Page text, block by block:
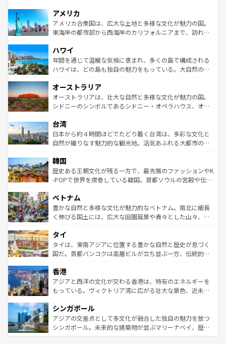
ンツ一覧を参照してほしい。
の建物がそのまま残る町や、スイスならではのユニークな
博物館もあり、アルプス観光だけでなく町歩きも満喫する
ことができる。国民の所得が高いため物価も高いが、旅行
ば市内交通費無料で観光を楽しむこともできる。 なお、新
着のスイス情報はコンテンツ一覧 を参照してほしい。
アメリカ
アメリカ合衆国は、広大な土地と多様な文化が魅力の国。
東海岸の都市部から西海岸のカリフォルニアまで、訪れる
のような巨大都市は、観光、ショッピング、エンターテイ
ンメントが詰まった刺激的なスポットだ。一方、アメリカ
西部には大自然が広がり、グランドキャニオンやイエロー
部のニューオーリンズでは、音楽と美食が融合した独特の
文化が魅力。旅行者はアメリカの各地域で異なる魅力を楽
しみながら、その多様性と豊かな歴史を感じることができ
ならではの贅沢な旅のスタイルだ。 なお、新着のアメリカ
情報はコンテンツ一覧を参照してほしい。
ハワイ
年間を通じて温暖な気候に恵まれ、多くの島で構成される
ハワイは、どの島も独自の魅力をもっている。大自然の神
ワイ島は見逃せない。また、定番の観光地といえばオアフ
島だが、静かな自然を求めるならマウイ島やカウアイ島が
おすすめ。エメラルドグリーンに輝く海をはじめ、豊かな
れるおもてなしの心で訪れる人々を迎えてくれるハワイの
人々、おいしいローカルフードやハワイアンミュージッ
ク、伝統的なフラダンスなど、すべてがハワイの魅力を彩
ワイを、存分に味わってほしい。 なお、新着のハワイ情報
はコンテンツ一覧を参照してほしい。
オーストラリア
オーストラリアは、壮大な自然と多様な文化が魅力の国。
シドニーのシンボルであるシドニー・オペラハウス、オー
リアリーフや大陸中央部にそびえるウルル（エアーズロッ
ク）、タスマニアの美しい原生林やケアンズの熱帯雨林な
ど、見どころがたくさん。また、カフェやワイン、オージ
いる。アクティビティも充実しており、サーフィンやダイ
ビング、ハイキングなど、アウトドア好きにはたまらな
い。オーストラリアの多彩な魅力を存分に味わいつくそ
参照してほしい。
台湾
日本から約４時間ほどでたどり着く台湾は、多彩な文化と
自然が織りなす魅力的な観光地。活気あふれる大都市の台
ン）、静ひつな山岳地帯である台湾東部など、都市の喧騒
と山間の静けさが共存しており、訪れる人に新しい発見と
驚きをもたらしてくれる。また、奥深い台湾の食文化も魅
容にもいいと評判のスイーツなど、バラエティ豊かな料理
が味わえる。 なお、新着の台湾情報は コンテンツ一覧を参
照してほしい。
韓国
歴史ある王朝文化が残る一方で、最先端のファッションやK
-POPで世界を席巻している韓国。首都ソウルの宮殿や伝統
き、地方に足を延ばせば四季折々の自然美を楽しむことが
できる。そして、キムチや焼肉、絶品のストリートフード
まで、さまざまな韓国料理が待っている。夜には、韓国な
リティに包まれながら、韓国の多彩な魅力を心ゆくまで味
わってみてほしい。 なお、新着の韓国情報はコンテンツ一
覧を参照してほしい。
ベトナム
豊かな自然と多様な文化が魅力的なベトナム。南北に細長
く伸びる国土には、広大な田園風景や青々とした山々、世
急速な発展と共に伝統が息づく。ハノイの古い町並みやホ
ーチミン市のフランス統治時代の建物も、独特の雰囲気を
醸し出している。また、バラエティの豊かさとおいしさで
とつ。フォーやバインミー、ベトナムコーヒーなどは、ぜ
ひ現地で味わいたい。どの地域を訪れてもあたたかい人々
が旅行者を迎えてくれるので、きっと忘れられない旅にな
参照してほしい。
タイ
タイは、東南アジアに位置する豊かな自然と歴史が息づく
国だ。首都バンコクは高層ビルが立ち並ぶ一方、伝統的な
の活気が交差している。北部ではチェンマイなどの山岳地
帯で自然と触れ合い、南部ではプーケットやクラビの美し
いビーチでリゾート気分を楽しむことができる。タイ料理
激する。気候は一年中温暖で、どの季節にも異なる楽しみ
が待っている。親しみやすいタイの人々、仏教を中心とし
た文化、そして多様な観光資源が、訪れる旅人を魅了し続
香港
アジアと西洋の文化が交わる香港は、特有のエネルギーを
もっている。ヴィクトリア湾に広がる壮大な景色、近未来
み、どこを訪れても感動するはず。観光スポットが密集し
ており、効率よく見どころを回れるのも魅力。息をのむよ
うな絶景から文化的な体験まで、香港を存分に楽しみ尽く
シンガポール
アジアの交差点として多文化が融合した独自の魅力を放つ
シンガポール。未来的な建築物が並ぶマリーナベイ、歴史